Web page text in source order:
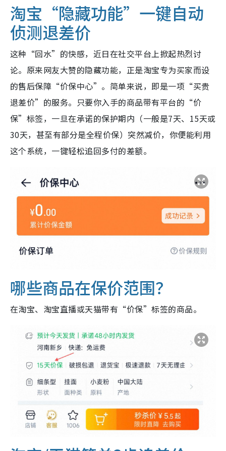
淘宝“隐藏功能” 一键自动
侦测退差价
这种“回水”的快感，近日在社交平台上掀起热烈讨
论。原来网友大赞的隐藏功能，正是淘宝专为买家而设
的售后保障“价保中心”。简单来说，即是一项“买贵
退差价”的服务。只要你入手的商品带有平台的“价
保”标签，一旦在承诺的保护期内（一般是7天、15天或
30天，甚至有部分是全程价保）突然减价，你便能利用
这个系统，一键轻松追回多付的差额。
哪些商品在保价范围？
在淘宝、淘宝直播或天猫带有“价保”标签的商品。